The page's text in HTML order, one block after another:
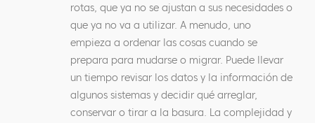
rotas, que ya no se ajustan a sus necesidades o
que ya no va a utilizar. A menudo, uno
empieza a ordenar las cosas cuando se
prepara para mudarse o migrar. Puede llevar
un tiempo revisar los datos y la información de
algunos sistemas y decidir qué arreglar,
conservar o tirar a la basura. La complejidad y